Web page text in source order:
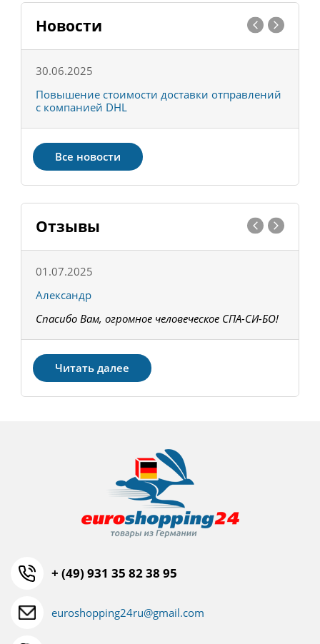
Новости
30.06.2025
Повышение стоимости доставки отправлений
с компанией DHL
Все новости
Отзывы
01.07.2025
Александр
Спасибо Вам, огромное человеческое СПА-СИ-БО!
Читать далее
+ (49) 931 35 82 38 95
euroshopping24ru@gmail.com